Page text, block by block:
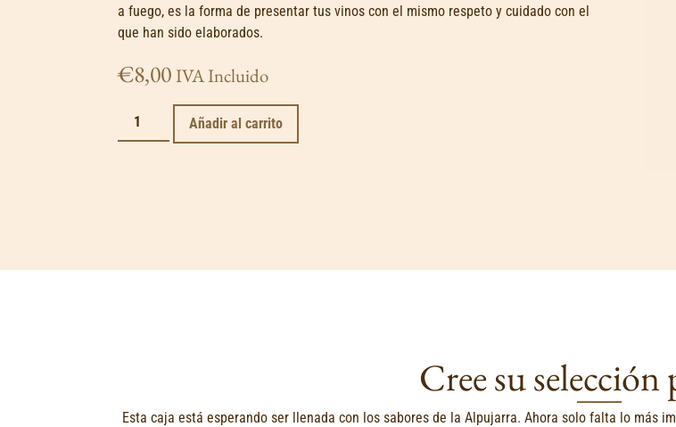
a fuego, es la forma de presentar tus vinos con el mismo respeto y cuidado con el
que han sido elaborados.
€8,00IVA Incluido
Añadir al carrito
Cree su selección
Esta caja está esperando ser llenada con los sabores de la Alpujarra. Ahora solo falta lo más